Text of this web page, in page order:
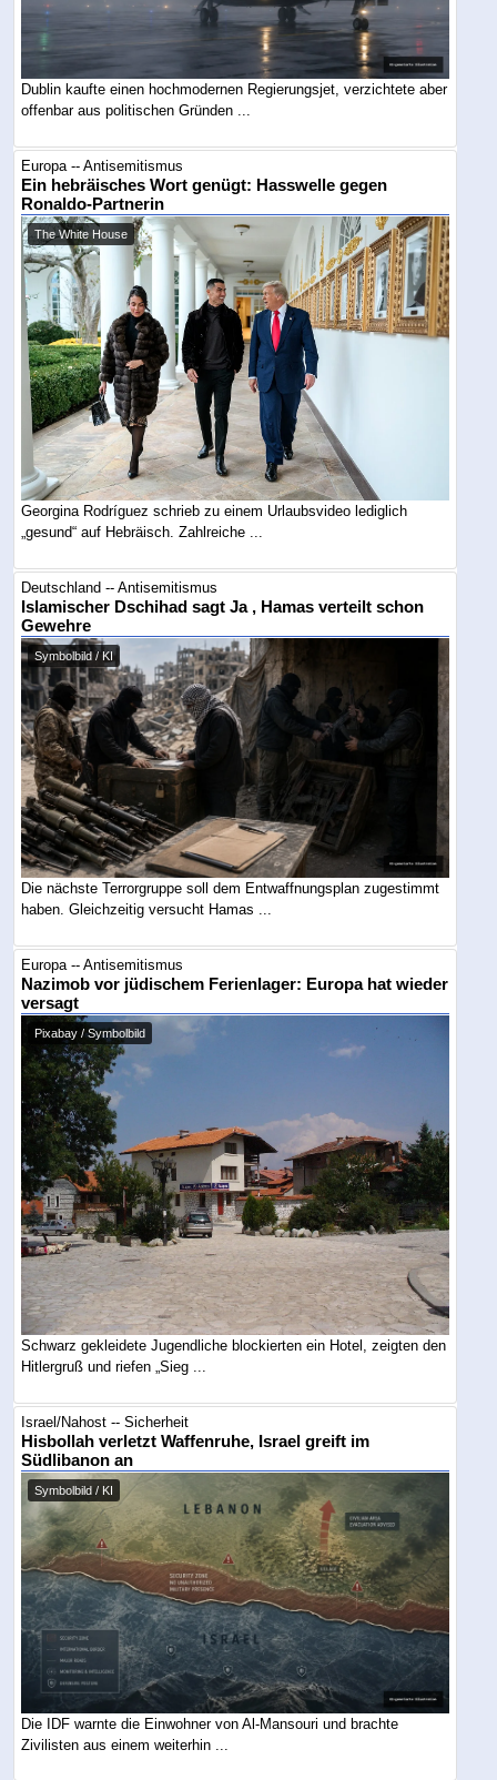
Dublin kaufte einen hochmodernen Regierungsjet, verzichtete aber
offenbar aus politischen Gründen ...
Europa -- Antisemitismus
Ein hebräisches Wort genügt: Hasswelle gegen
Ronaldo-Partnerin
The White House
Georgina Rodríguez schrieb zu einem Urlaubsvideo lediglich
„gesund“ auf Hebräisch. Zahlreiche ...
Deutschland -- Antisemitismus
Islamischer Dschihad sagt Ja , Hamas verteilt schon
Gewehre
Symbolbild / KI
Die nächste Terrorgruppe soll dem Entwaffnungsplan zugestimmt
haben. Gleichzeitig versucht Hamas ...
Europa -- Antisemitismus
Nazimob vor jüdischem Ferienlager: Europa hat wieder
versagt
Pixabay / Symbolbild
Schwarz gekleidete Jugendliche blockierten ein Hotel, zeigten den
Hitlergruß und riefen „Sieg ...
Israel/Nahost -- Sicherheit
Hisbollah verletzt Waffenruhe, Israel greift im
Südlibanon an
Symbolbild / KI
Die IDF warnte die Einwohner von Al-Mansouri und brachte
Zivilisten aus einem weiterhin ...